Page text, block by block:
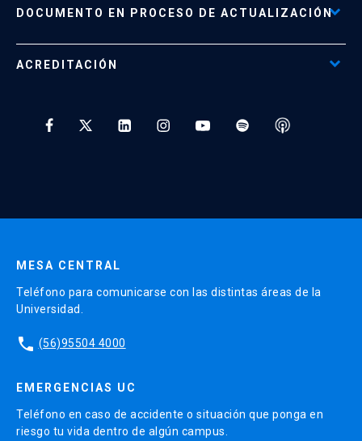
Políticas de Retiro, Devolución e Información Importante
Documento No Disponible file_download
DOCUMENTO EN PROCESO DE ACTUALIZACIÓN
ACREDITACIÓN
MESA CENTRAL
Teléfono para comunicarse con las distintas áreas de la
Universidad.
phone (56)95504 4000
EMERGENCIAS UC
Teléfono en caso de accidente o situación que ponga en
riesgo tu vida dentro de algún campus.